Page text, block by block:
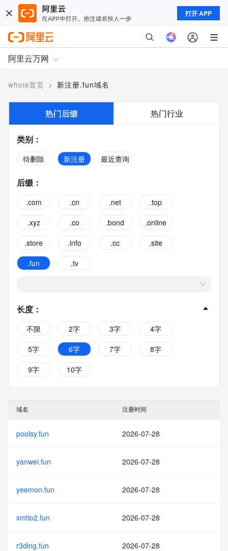
打开 APP
阿里云万网
whois首页 > 新注册.fun域名
热门后缀 热门行业
类别 ：
待删除 新注册 最近查询
后缀 ：
.com .cn .net
.top
.xyz
.co .bond
.online
.store
.info .cc
.site
.fun
.tv
长度 ：
不限 2字 3字
4字
5字
6字 7字
8字
9字
10字
域名 注册时间
poolsy.fun 2026-07-28
yanwei.fun 2026-07-28
yeemon.fun 2026-07-28
xmtio2.fun 2026-07-28
r3ding.fun 2026-07-28